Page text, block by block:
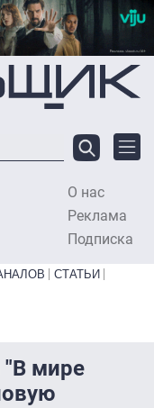
О нас
Реклама
Подписка
СТАТЬИ
"В мире